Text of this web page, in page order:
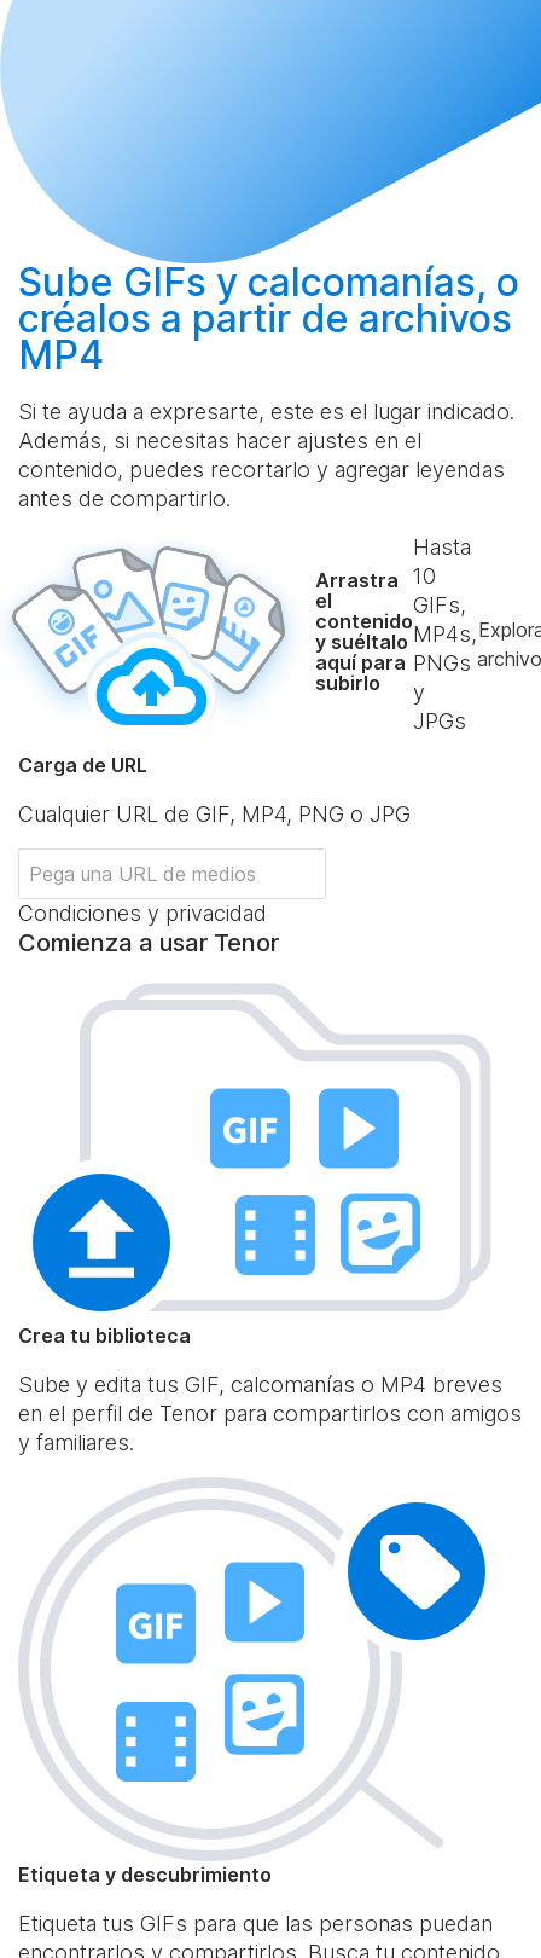
Sube GIFs y calcomanías, o
créalos a partir de archivos
MP4
Si te ayuda a expresarte, este es el lugar indicado.
Además, si necesitas hacer ajustes en el
contenido, puedes recortarlo y agregar leyendas
antes de compartirlo.
Arrastra
el
contenido
y suéltalo
aquí para
subirlo
Hasta
10
GIFs,
MP4s,
PNGs
y
JPGs
Carga de URL
Cualquier URL de GIF, MP4, PNG o JPG
Condiciones y privacidad
Comienza a usar Tenor
Crea tu biblioteca
Sube y edita tus GIF, calcomanías o MP4 breves
en el perfil de Tenor para compartirlos con amigos
y familiares.
Etiqueta y descubrimiento
Etiqueta tus GIFs para que las personas puedan
encontrarlos y compartirlos. Busca tu contenido